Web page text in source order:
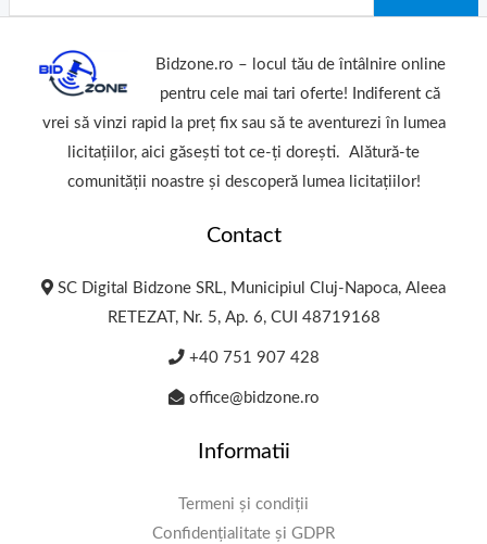
Bidzone.ro – locul tău de întâlnire online
pentru cele mai tari oferte! Indiferent că
vrei să vinzi rapid la preț fix sau să te aventurezi în lumea
licitațiilor, aici găsești tot ce-ți dorești. Alătură-te
comunității noastre și descoperă lumea licitațiilor!
Contact
SC Digital Bidzone SRL, Municipiul Cluj-Napoca, Aleea
RETEZAT, Nr. 5, Ap. 6, CUI 48719168
+40 751 907 428
office@bidzone.ro
Informatii
Termeni și condiții
Confidențialitate și GDPR